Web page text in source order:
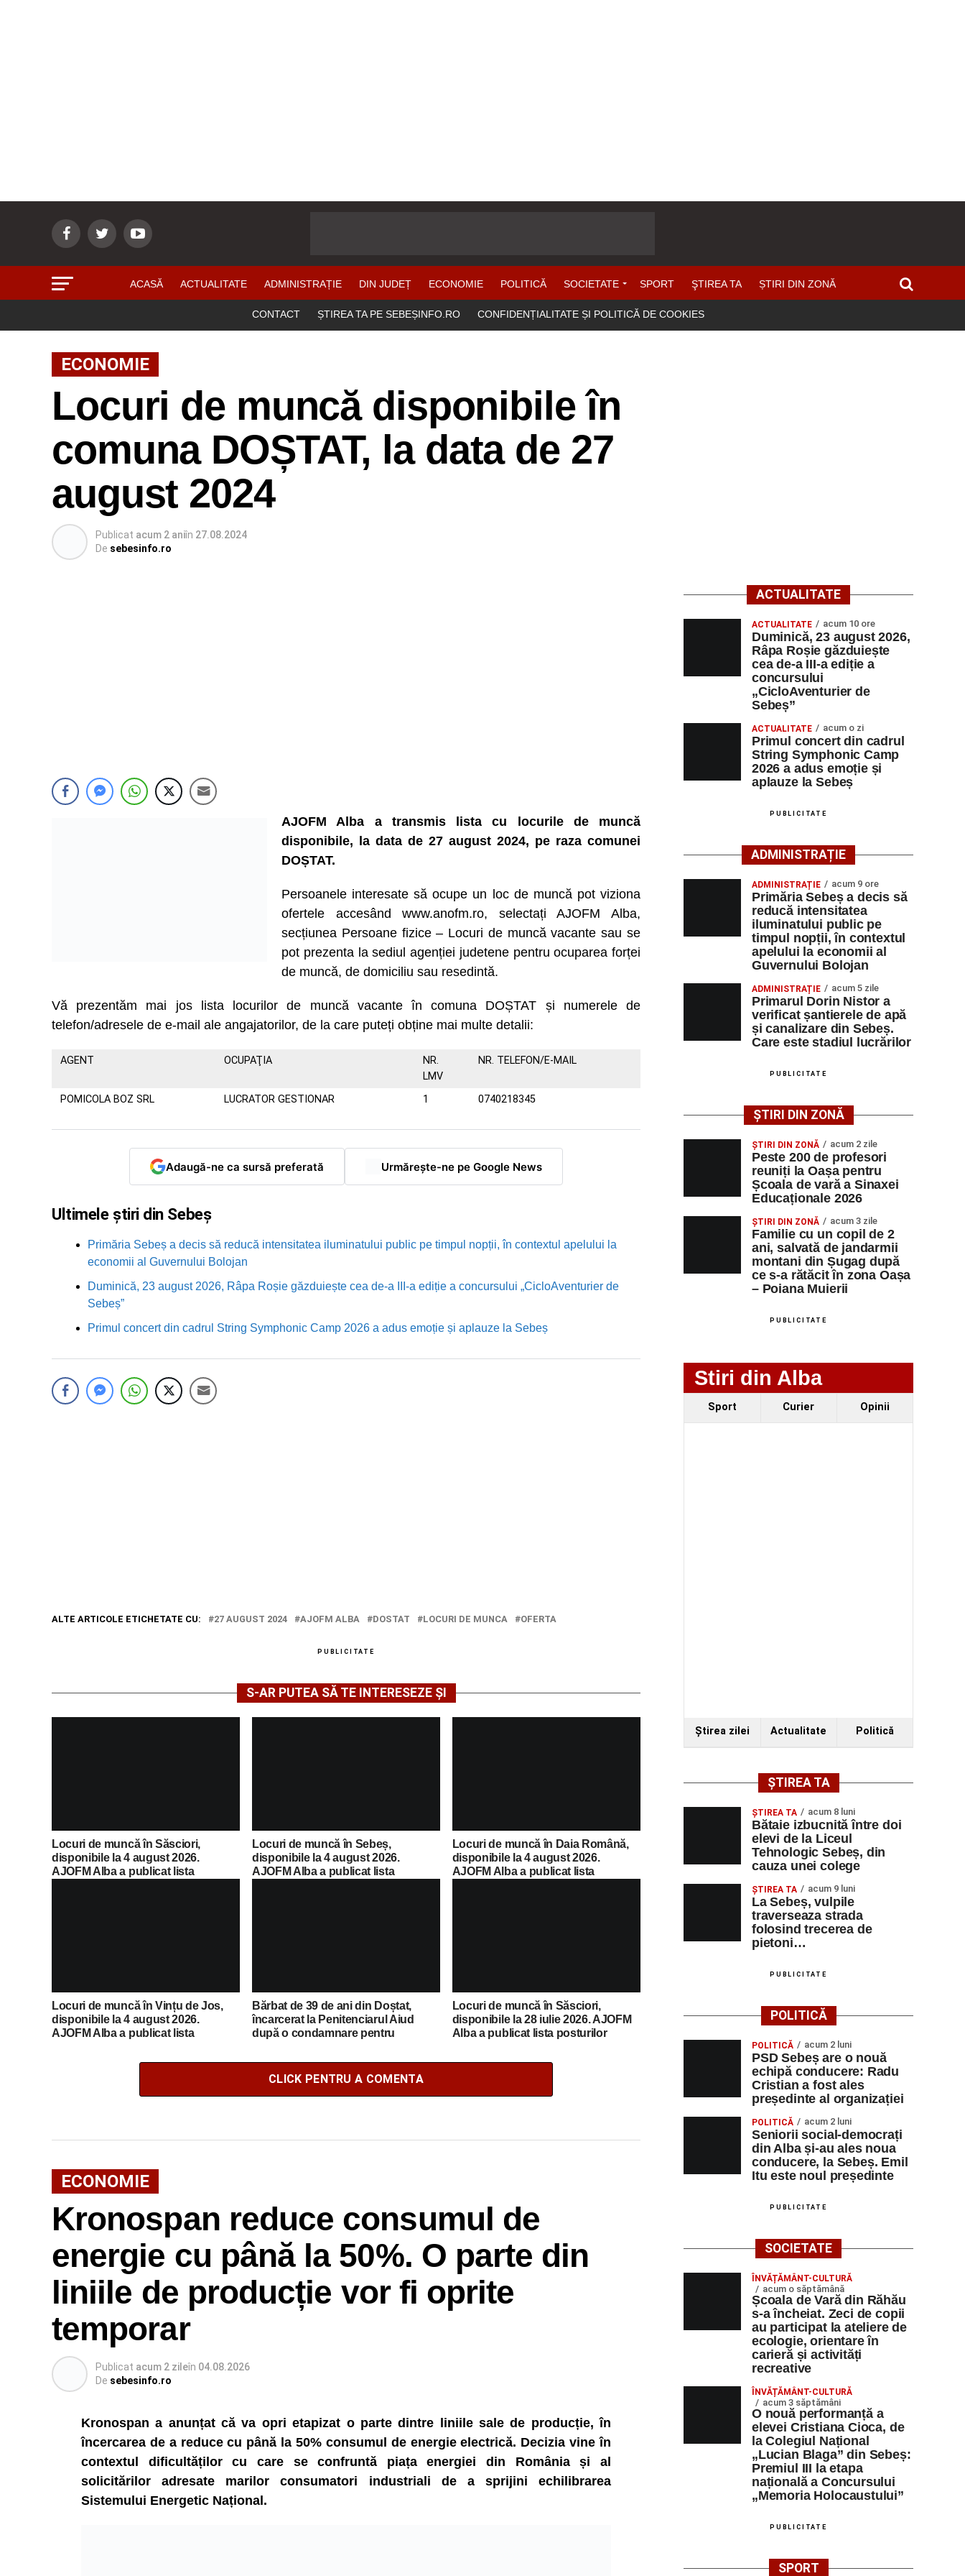
ACASĂ ACTUALITATE ADMINISTRAȚIE DIN JUDEȚ ECONOMIE POLITICĂ SOCIETATE SPORT ŞTIREA TA ȘTIRI DIN ZONĂ
CONTACT ȘTIREA TA PE SEBEȘINFO.RO CONFIDENȚIALITATE ȘI POLITICĂ DE COOKIES
ECONOMIE
Locuri de muncă disponibile în
comuna DOȘTAT, la data de 27
august 2024
Publicat acum 2 aniîn 27.08.2024
De sebesinfo.ro
AJOFM Alba a transmis lista cu locurile de muncă
disponibile, la data de 27 august 2024, pe raza comunei
DOȘTAT.
Persoanele interesate să ocupe un loc de muncă pot viziona
ofertele accesând www.anofm.ro, selectați AJOFM Alba,
secțiunea Persoane fizice – Locuri de muncă vacante sau se
pot prezenta la sediul agenției judetene pentru ocuparea forței
de muncă, de domiciliu sau resedintă.
Vă prezentăm mai jos lista locurilor de muncă vacante în comuna DOȘTAT și numerele de
telefon/adresele de e-mail ale angajatorilor, de la care puteți obține mai multe detalii:
AGENT OCUPAŢIA
NR.
LMV
NR. TELEFON/E-MAIL
POMICOLA BOZ SRL LUCRATOR GESTIONAR 1 0740218345
Adaugă-ne ca sursă preferată Urmărește-ne pe Google News
Ultimele știri din Sebeș
Primăria Sebeș a decis să reducă intensitatea iluminatului public pe timpul nopții, în contextul apelului la
economii al Guvernului Bolojan
Duminică, 23 august 2026, Râpa Roșie găzduiește cea de-a III-a ediție a concursului „CicloAventurier de
Sebeș”
Primul concert din cadrul String Symphonic Camp 2026 a adus emoție și aplauze la Sebeș
ALTE ARTICOLE ETICHETATE CU: 27 AUGUST 2024 AJOFM ALBA DOSTAT LOCURI DE MUNCA OFERTA
PUBLICITATE
S-AR PUTEA SĂ TE INTERESEZE ȘI
Locuri de muncă în Săsciori,
disponibile la 4 august 2026.
AJOFM Alba a publicat lista
Locuri de muncă în Sebeș,
disponibile la 4 august 2026.
AJOFM Alba a publicat lista
Locuri de muncă în Daia Română,
disponibile la 4 august 2026.
AJOFM Alba a publicat lista
Locuri de muncă în Vințu de Jos,
disponibile la 4 august 2026.
AJOFM Alba a publicat lista
Bărbat de 39 de ani din Doștat,
încarcerat la Penitenciarul Aiud
după o condamnare pentru
Locuri de muncă în Săsciori,
disponibile la 28 iulie 2026. AJOFM
Alba a publicat lista posturilor
CLICK PENTRU A COMENTA
ECONOMIE
Kronospan reduce consumul de
energie cu până la 50%. O parte din
liniile de producție vor fi oprite
temporar
Publicat acum 2 zileîn 04.08.2026
De sebesinfo.ro
Kronospan a anunțat că va opri etapizat o parte dintre liniile sale de producție, în
încercarea de a reduce cu până la 50% consumul de energie electrică. Decizia vine în
contextul dificultăților cu care se confruntă piața energiei din România și al
solicitărilor adresate marilor consumatori industriali de a sprijini echilibrarea
Sistemului Energetic Național.
ACTUALITATE
ACTUALITATE acum 10 ore
Duminică, 23 august 2026,
Râpa Roșie găzduiește
cea de-a III-a ediție a
concursului
„CicloAventurier de
Sebeș”
ACTUALITATE acum o zi
Primul concert din cadrul
String Symphonic Camp
2026 a adus emoție și
aplauze la Sebeș
PUBLICITATE
ADMINISTRAȚIE
ADMINISTRAȚIE acum 9 ore
Primăria Sebeș a decis să
reducă intensitatea
iluminatului public pe
timpul nopții, în contextul
apelului la economii al
Guvernului Bolojan
ADMINISTRAȚIE acum 5 zile
Primarul Dorin Nistor a
verificat șantierele de apă
și canalizare din Sebeș.
Care este stadiul lucrărilor
PUBLICITATE
ȘTIRI DIN ZONĂ
ȘTIRI DIN ZONĂ acum 2 zile
Peste 200 de profesori
reuniți la Oașa pentru
Școala de vară a Sinaxei
Educaționale 2026
ȘTIRI DIN ZONĂ acum 3 zile
Familie cu un copil de 2
ani, salvată de jandarmii
montani din Șugag după
ce s-a rătăcit în zona Oașa
– Poiana Muierii
PUBLICITATE
Stiri din Alba
Sport Curier Opinii
Ştirea zilei Actualitate Politică
ȘTIREA TA
ŞTIREA TA acum 8 luni
Bătaie izbucnită între doi
elevi de la Liceul
Tehnologic Sebeș, din
cauza unei colege
ŞTIREA TA acum 9 luni
La Sebeș, vulpile
traverseaza strada
folosind trecerea de
pietoni…
PUBLICITATE
POLITICĂ
POLITICĂ acum 2 luni
PSD Sebeș are o nouă
echipă conducere: Radu
Cristian a fost ales
președinte al organizației
POLITICĂ acum 2 luni
Seniorii social-democrați
din Alba și-au ales noua
conducere, la Sebeș. Emil
Itu este noul președinte
PUBLICITATE
SOCIETATE
ÎNVĂȚĂMÂNT-CULTURĂ
acum o săptămână
Școala de Vară din Răhău
s-a încheiat. Zeci de copii
au participat la ateliere de
ecologie, orientare în
carieră și activități
recreative
ÎNVĂȚĂMÂNT-CULTURĂ
acum 3 săptămâni
O nouă performanță a
elevei Cristiana Cioca, de
la Colegiul Național
„Lucian Blaga” din Sebeș:
Premiul III la etapa
națională a Concursului
„Memoria Holocaustului”
PUBLICITATE
SPORT